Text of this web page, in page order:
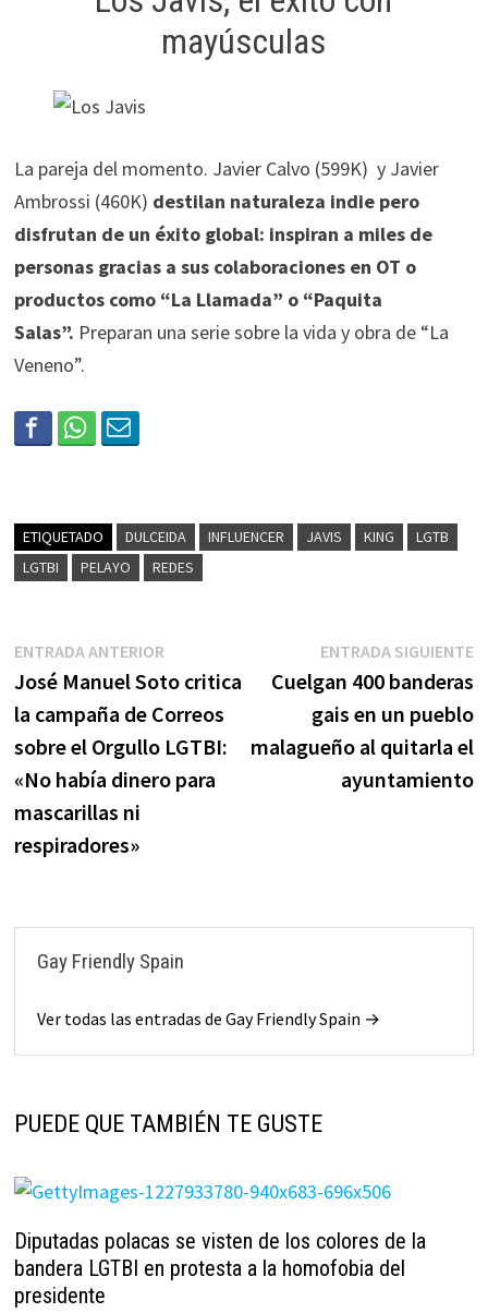
mayúsculas
La pareja del momento. Javier Calvo (599K) y Javier
Ambrossi (460K) destilan naturaleza indie pero
disfrutan de un éxito global: inspiran a miles de
personas gracias a sus colaboraciones en OT o
productos como “La Llamada” o “Paquita
Salas”. Preparan una serie sobre la vida y obra de “La
Veneno”.
ETIQUETADO DULCEIDA INFLUENCER JAVIS KING
LGTB
LGTBI
PELAYO REDES
ENTRADA ANTERIOR
José Manuel Soto critica
la campaña de Correos
sobre el Orgullo LGTBI:
«No había dinero para
mascarillas ni
respiradores»
ENTRADA SIGUIENTE
Cuelgan 400 banderas
gais en un pueblo
malagueño al quitarla el
ayuntamiento
Gay Friendly Spain
Ver todas las entradas de Gay Friendly Spain →
PUEDE QUE TAMBIÉN TE GUSTE
Diputadas polacas se visten de los colores de la
bandera LGTBI en protesta a la homofobia del
presidente